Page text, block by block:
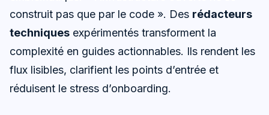
construit pas que par le code ». Des rédacteurs
techniques expérimentés transforment la
complexité en guides actionnables. Ils rendent les
flux lisibles, clarifient les points d’entrée et
réduisent le stress d’onboarding.